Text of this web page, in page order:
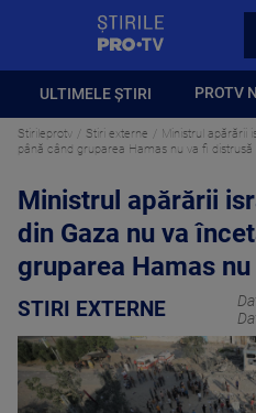
ULTIMELE ȘTIRI PROTV
Stirileprotv Stiri externe
Ministrul apărării
până când gruparea Hamas nu va fi distrusă
Ministrul apărării
din Gaza nu va
gruparea Hamas
STIRI EXTERNE